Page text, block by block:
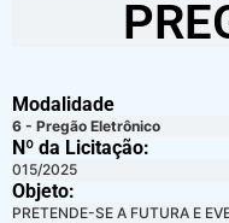
Modalidade
6 - Pregão Eletrônico
Nº da Licitação: ​​
015/2025
Objeto:
PRETENDE-SE A FUTURA E